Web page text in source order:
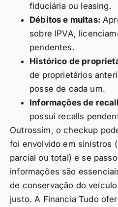
fiduciária ou leasing.
Débitos e multas:
sobre IPVA,
pendentes.
Histórico de
de proprietários
posse de cada um.
Informações de
possui recalls
Outrossim, o checkup
foi envolvido em sinistros
parcial ou total) e se
informações são
de conservação do
justo. A Financia Tudo